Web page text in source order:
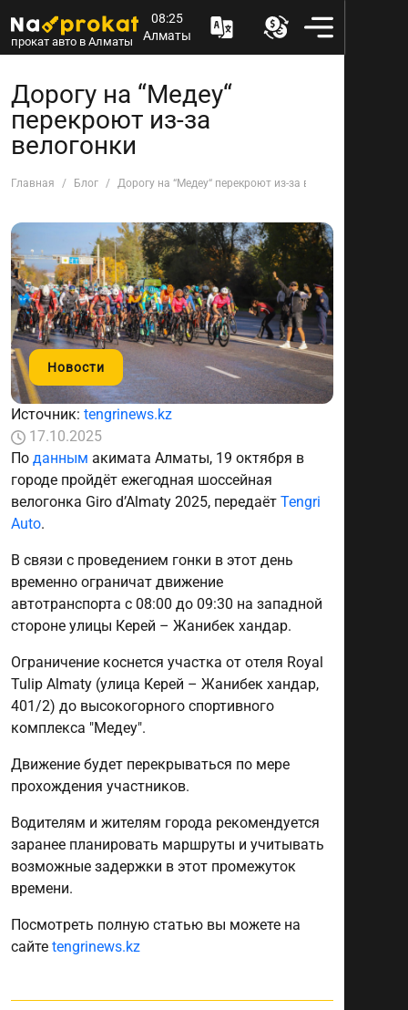
прокат авто в Алматы
08:25
Алматы
Дорогу на “Медеу“
перекроют из-за
велогонки
Главная Блог Дорогу на “Медеу“ перекроют из-за велогонки
Новости
Источник: tengrinews.kz
17.10.2025
По данным акимата Алматы, 19 октября в
городе пройдёт ежегодная шоссейная
велогонка Giro d’Almaty 2025, передаёт Tengri
Auto.
В связи с проведением гонки в этот день
временно ограничат движение
автотранспорта с 08:00 до 09:30 на западной
стороне улицы Керей – Жанибек хандар.
Ограничение коснется участка от отеля Royal
Tulip Almaty (улица Керей – Жанибек хандар,
401/2) до высокогорного спортивного
комплекса "Медеу".
Движение будет перекрываться по мере
прохождения участников.
Водителям и жителям города рекомендуется
заранее планировать маршруты и учитывать
возможные задержки в этот промежуток
времени.
Посмотреть полную статью вы можете на
сайте tengrinews.kz